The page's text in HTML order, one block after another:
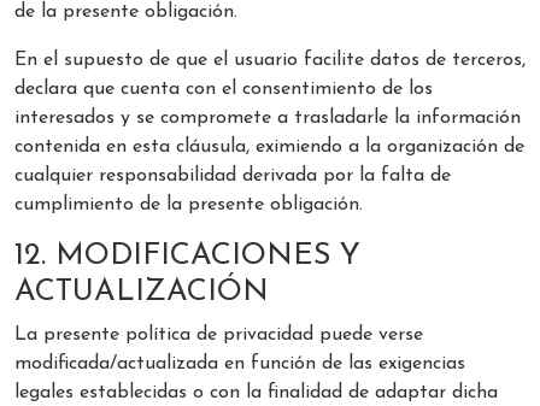
de la presente obligación.
En el supuesto de que el usuario facilite datos de terceros,
declara que cuenta con el consentimiento de los
interesados y se compromete a trasladarle la información
contenida en esta cláusula, eximiendo a la organización de
cualquier responsabilidad derivada por la falta de
cumplimiento de la presente obligación.
12. MODIFICACIONES Y
ACTUALIZACIÓN
La presente política de privacidad puede verse
modificada/actualizada en función de las exigencias
legales establecidas o con la finalidad de adaptar dicha